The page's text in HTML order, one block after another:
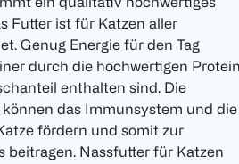
Futter ist für Katzen aller
Genug Energie für den Tag
durch die hochwertigen
enthalten sind. Die
das Immunsystem und die
fördern und somit zur
beitragen. Nassfutter für Katzen